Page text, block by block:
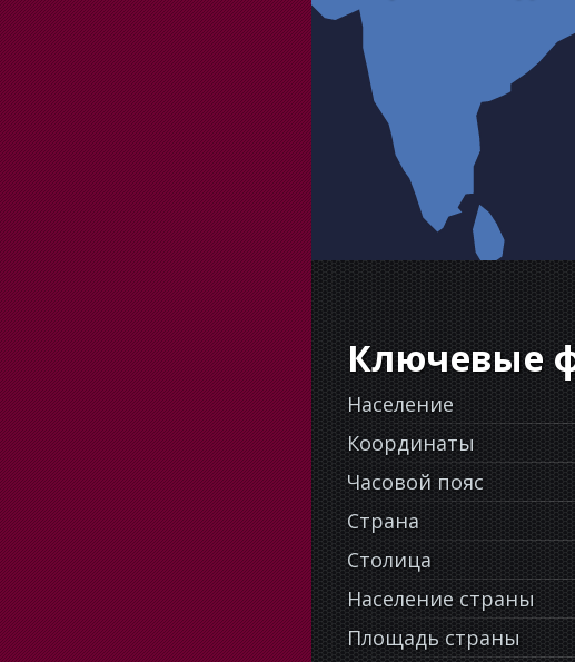
Ключевые
Население
Координаты
Часовой пояс
Страна
Столица
Население страны
Площадь страны